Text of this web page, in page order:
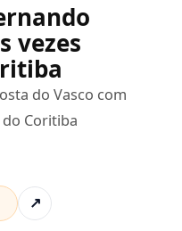
vezes
do Vasco com
Coritiba
↗